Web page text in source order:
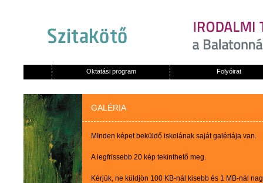
Oktatási program Folyóirat
GALÉRIA
MInden képet beküldő iskolának saját galériája van.
A legfrissebb 20 kép tekinthető meg.
Kérjük, ne küldjön 100 KB-nál kisebb és 1 MB-nál